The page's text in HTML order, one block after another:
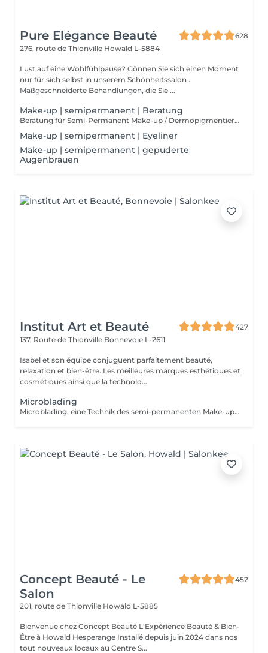
Pure Elégance Beauté
628
276, route de Thionville Howald L-5884
Lust auf eine Wohlfühlpause? Gönnen Sie sich einen Moment
nur für sich selbst in unserem Schönheitssalon .
Maßgeschneiderte Behandlungen, die Sie ...
Make-up | semipermanent | Beratung
Beratung für Semi-Permanent Make-up / Dermopigmentierung. Semi-permanentes Make-up ist ideal, um unter allen Umständen makellos zu bleiben. Es ist dauerhaft, aber nicht endgültig, im Gegensatz zum Tätowieren. Die Technik ähnelt jedoch der eines gewöhnlichen Tattoos. Über ein spezielles Gerät werden Pigmente in die Epidermis injiziert.
Make-up | semipermanent | Eyeliner
Make-up | semipermanent | gepuderte
Augenbrauen
Institut Art et Beauté
427
137, Route de Thionville Bonnevoie L-2611
Isabel et son équipe conjuguent parfaitement beauté,
relaxation et bien-être. Les meilleures marques esthétiques et
cosmétiques ainsi que la technolo...
Microblading
Microblading, eine Technik des semi-permanenten Make-ups, die Ihren Augenbrauen durch eine Haar-für-Haar-Zeichnung wieder Form, Dichte und Definition verleiht mit einem ultra-natürlichen Ergebnis. Ideal, wenn Ihre Augenbrauen zu dünn, wenig dicht oder unregelmäßig sind. Microblading sorgt für einen strukturierten und harmonischen Blick ganz ohne tägliches Make-up. Sanfte und präzise Technik, hautschonend. Hochwertige Pigmente für ein dauerhaftes Ergebnis. Individuelle Beratung vor jeder Sitzung. Haltbarkeit: 12 bis 18 Monate. Gönnen Sie sich perfekte und elegante Augenbrauen jeden Tag.
Concept Beauté - Le
Salon
452
201, route de Thionville Howald L-5885
Bienvenue chez Concept Beauté L'Expérience Beauté & Bien-
Être à Howald Hesperange Installé depuis juin 2024 dans nos
tout nouveaux locaux au Centre S...